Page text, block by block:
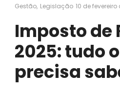
Gestão, Legislação 10 de fevereiro
Imposto de
2025: tudo
precisa